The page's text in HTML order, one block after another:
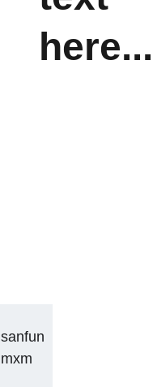
here...
sanfun
mxm